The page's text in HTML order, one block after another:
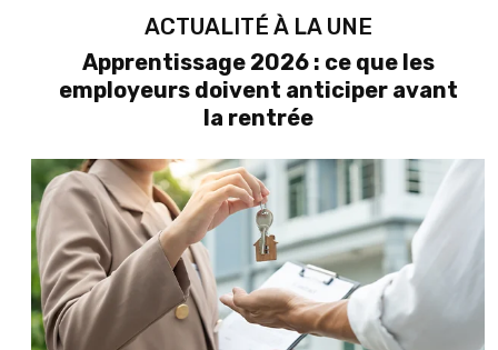
ACTUALITÉ À LA UNE
Apprentissage 2026 : ce que les
employeurs doivent anticiper avant
la rentrée